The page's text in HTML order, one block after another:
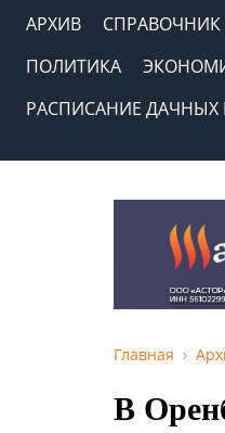
АРХИВ СПРАВОЧНИК
ПОЛИТИКА
РАСПИСАНИЕ ДАЧНЫХ
Главная
В